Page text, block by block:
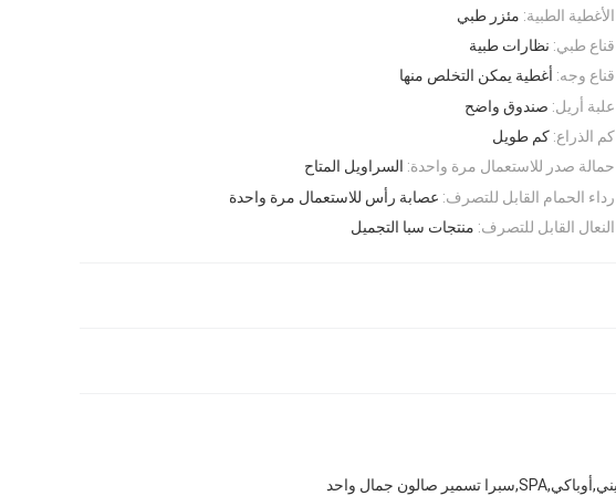
الأغطية الطبية: مئزر طبي
قناع طبي: نظارات طبية
قناع وجه: أغطية يمكن التخلص منها
علبة أريل: صندوق واضح
كم الذراع: كم طويل
حمالة صدر للاستعمال مرة واحدة: السراويل المتاح
رداء الحمام القابل للتصرف: عصابة رأس للاستعمال مرة واحدة
النعال القابل للتصرف: منتجات سبا التجميل